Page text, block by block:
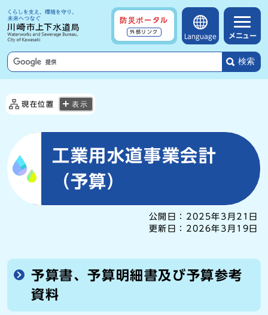
防災ポータル
外部リンク
Language メニュー
検索
現在位置 表示
工業用水道事業会計
（予算）
公開日： 2025年3月21日
更新日： 2026年3月19日
予算書、予算明細書及び予算参考
資料